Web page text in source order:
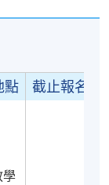
點 截止報名日
學